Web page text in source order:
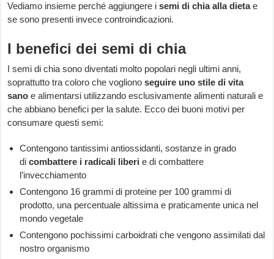
Vediamo insieme perché aggiungere isemi di chia alla dietae
se sono presenti invece controindicazioni.
I benefici dei semi di chia
I semi di chia sono diventati molto popolari negli ultimi anni,
soprattutto tra coloro che voglionoseguire uno stile di vita
sanoe alimentarsi utilizzando esclusivamente alimenti naturali e
che abbiano benefici per la salute. Ecco dei buoni motivi per
consumare questi semi:
Contengono tantissimi antiossidanti, sostanze in grado
dicombattere i radicali liberie di combattere
l’invecchiamento
Contengono 16 grammi di proteine per 100 grammi di
prodotto, una percentuale altissima e praticamente unica nel
mondo vegetale
Contengono pochissimi carboidrati che vengono assimilati dal
nostro organismo